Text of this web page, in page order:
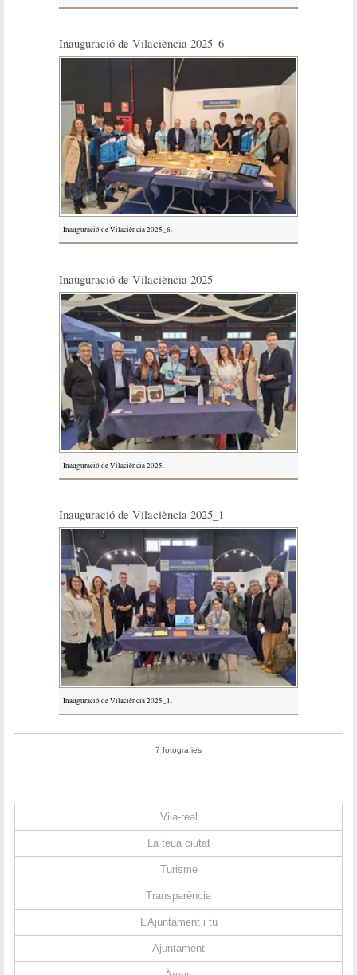
Inauguració de Vilaciència 2025_6
Inauguració de Vilaciència 2025_6.
Inauguració de Vilaciència 2025
Inauguració de Vilaciència 2025.
Inauguració de Vilaciència 2025_1
Inauguració de Vilaciència 2025_1.
7 fotografies
Vila-real
La teua ciutat
Turisme
Transparència
L'Ajuntament i tu
Ajuntament